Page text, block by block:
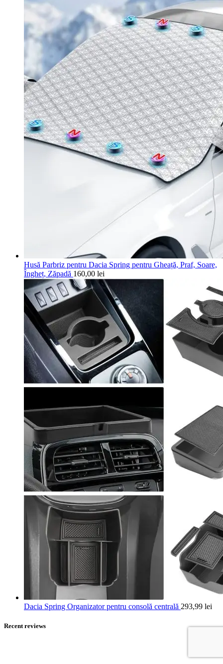
Husă Parbriz pentru Dacia Spring pentru Gheață, Praf, Soare,
Îngheț, Zăpadă 160,00 lei
Dacia Spring Organizator pentru consolă centrală 293,99 lei
Recent reviews